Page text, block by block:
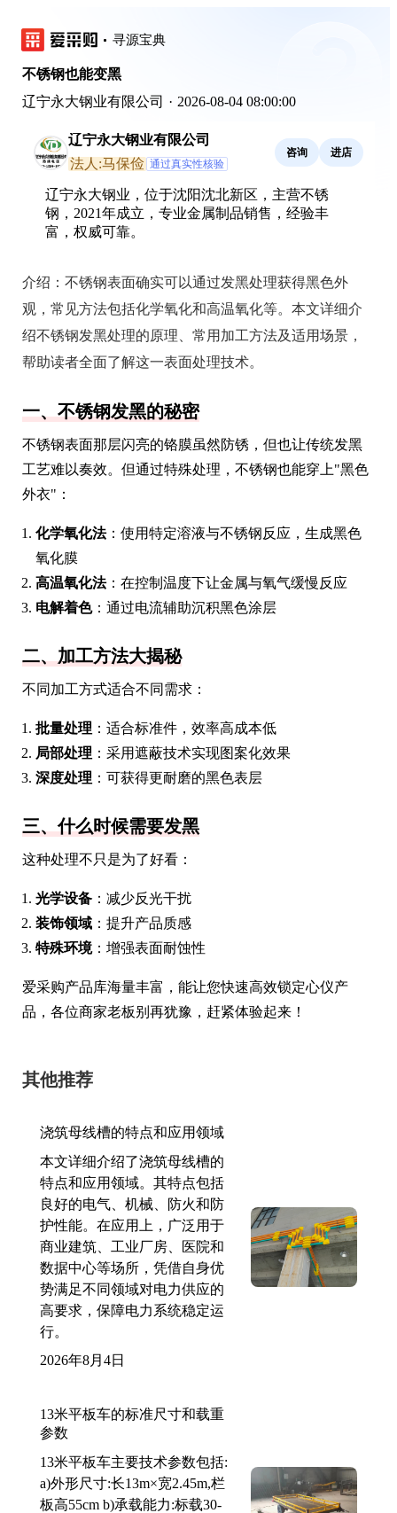
寻源宝典
不锈钢也能变黑
辽宁永大钢业有限公司 · 2026-08-04 08:00:00
辽宁永大钢业有限公司
法人:马保俭 通过真实性核验
咨询 进店
辽宁永大钢业，位于沈阳沈北新区，主营不锈
钢，2021年成立，专业金属制品销售，经验丰
富，权威可靠。
介绍： 不锈钢表面确实可以通过发黑处理获得黑色外
观，常见方法包括化学氧化和高温氧化等。本文详细介
绍不锈钢发黑处理的原理、常用加工方法及适用场景，
帮助读者全面了解这一表面处理技术。
一、不锈钢发黑的秘密
不锈钢表面那层闪亮的铬膜虽然防锈，但也让传统发黑
工艺难以奏效。但通过特殊处理，不锈钢也能穿上"黑色
外衣"：
化学氧化法：使用特定溶液与不锈钢反应，生成黑色
氧化膜
高温氧化法：在控制温度下让金属与氧气缓慢反应
电解着色：通过电流辅助沉积黑色涂层
二、加工方法大揭秘
不同加工方式适合不同需求：
批量处理 ：适合标准件，效率高成本低
局部处理 ：采用遮蔽技术实现图案化效果
深度处理 ：可获得更耐磨的黑色表层
三、什么时候需要发黑
这种处理不只是为了好看：
光学设备 ：减少反光干扰
装饰领域 ：提升产品质感
特殊环境：增强表面耐蚀性
爱采购产品库海量丰富，能让您快速高效锁定心仪产
品，各位商家老板别再犹豫，赶紧体验起来！
其他推荐
浇筑母线槽的特点和应用领域
本文详细介绍了浇筑母线槽的
特点和应用领域。其特点包括
良好的电气、机械、防火和防
护性能。在应用上，广泛用于
商业建筑、工业厂房、医院和
数据中心等场所，凭借自身优
势满足不同领域对电力供应的
高要求，保障电力系统稳定运
行。
2026年8月4日
13米平板车的标准尺寸和载重
参数
13米平板车主要技术参数包括:
a)外形尺寸:长13m×宽2.45m,栏
板高55cm b)承载能力:标载30-